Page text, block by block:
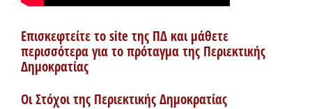
Επισκεφτείτε το site της ΠΔ και μάθετε
περισσότερα για το πρόταγμα της Περιεκτικής
Δημοκρατίας
Οι Στόχοι της Περιεκτικής Δημοκρατίας